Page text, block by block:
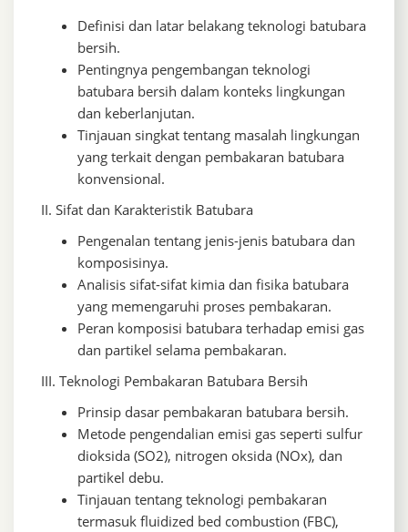
Definisi dan latar belakang teknologi batubara
bersih.
Pentingnya pengembangan teknologi
batubara bersih dalam konteks lingkungan
dan keberlanjutan.
Tinjauan singkat tentang masalah lingkungan
yang terkait dengan pembakaran batubara
konvensional.
II. Sifat dan Karakteristik Batubara
Pengenalan tentang jenis-jenis batubara dan
komposisinya.
Analisis sifat-sifat kimia dan fisika batubara
yang memengaruhi proses pembakaran.
Peran komposisi batubara terhadap emisi gas
dan partikel selama pembakaran.
III. Teknologi Pembakaran Batubara Bersih
Prinsip dasar pembakaran batubara bersih.
Metode pengendalian emisi gas seperti sulfur
dioksida (SO2), nitrogen oksida (NOx), dan
partikel debu.
Tinjauan tentang teknologi pembakaran
termasuk fluidized bed combustion (FBC),